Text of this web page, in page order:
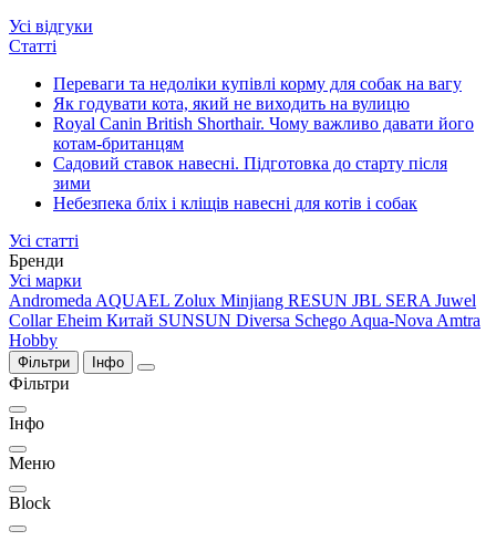
Усі відгуки
Статті
Переваги та недоліки купівлі корму для собак на вагу
Як годувати кота, який не виходить на вулицю
Royal Canin British Shorthair. Чому важливо давати його
котам-британцям
Садовий ставок навесні. Підготовка до старту після
зими
Небезпека бліх і кліщів навесні для котів і собак
Усі статті
Бренди
Усі марки
AndromedaAQUAEL Zolux Minjiang RESUN JBL SERAJuwel
CollarEheim Китай SUNSUN Diversa SchegoAqua-NovaAmtra
Hobby
Фільтри Інфо
Фільтри
Інфо
Меню
Block